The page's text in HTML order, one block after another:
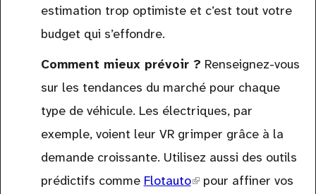
estimation trop optimiste et c’est tout votre
budget qui s’effondre.
Comment mieux prévoir ? Renseignez-vous
sur les tendances du marché pour chaque
type de véhicule. Les électriques, par
exemple, voient leur VR grimper grâce à la
demande croissante. Utilisez aussi des outils
prédictifs comme Flotauto(link
pour affiner vos